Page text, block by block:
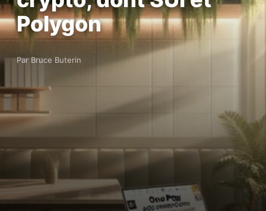
Polygon
Par Bruce Buterin